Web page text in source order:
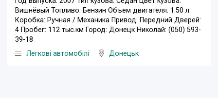
Вишнёвый Топливо: Бензин Объем двигателя: 1.50 л.
Коробка: Ручная / Механика Привод: Передний Дверей:
4 Пробег: 112 тыс.км Город: Донецк Николай: (050) 593-
39-18
Легкові автомобілі
Донецьк